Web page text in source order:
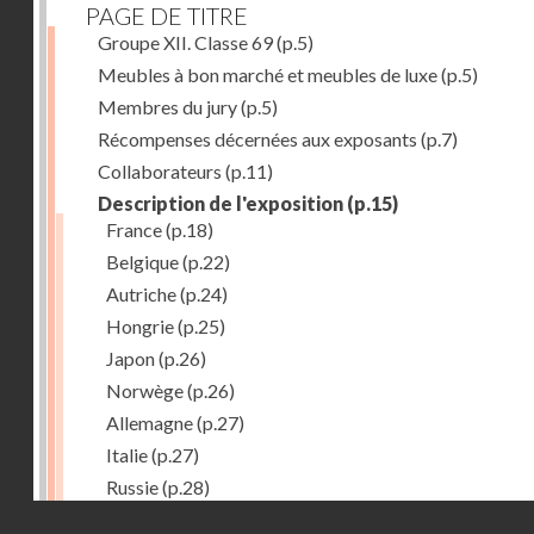
PAGE DE TITRE
Groupe XII. Classe 69(p.5)
Meubles à bon marché et meubles de luxe(p.5)
Membres du jury(p.5)
Récompenses décernées aux exposants (p.7)
Collaborateurs (p.11)
Description de l'exposition (p.15)
France(p.18)
Belgique(p.22)
Autriche(p.24)
Hongrie(p.25)
Japon(p.26)
Norwège(p.26)
Allemagne(p.27)
Italie(p.27)
Russie(p.28)